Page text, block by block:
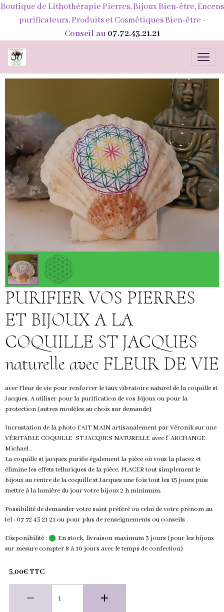
Boutique de Lithothérapie Pierres, Bijoux Bien-être, Encens
purificateurs, Produits et Cosmétiques Bien-être -
Conseil au 07.72.43.21.21
PURIFIER VOS PIERRES
ET BIJOUX A LA
COQUILLE ST JACQUES
naturelle avec FLEUR DE VIE
avec Fleur de vie pour renforcer le taux vibratoire naturel de la coquille st
Jacques. A utiliser pour la purification de vos bijoux ou pour la
protection (autres modèles au choix sur demande)
Incrustation de la photo FAIT MAIN artisanalement par Véronik sur une
VÉRITABLE COQUILLE ST JACQUES NATURELLE avec l' ARCHANGE
Michael .
La coquille st jacques purifie également la pièce où vous la placez et
élimine les effets telluriques de la pièce. PLACER tout simplement le
bijoux au centre de la coquille st Jacques une fois tout les 15 jours puis
mettre à la lumière du jour votre bijoux 2 h minimum.
Possibilité de demander votre saint préféré ou celui de votre prénom au
tel : 07 72 43 21 21 ou pour plus de renseignements ou conseils .
Disponibilité :
En stock, livraison maximum 3 jours (pour les bijoux
sur mesure compter 8 à 10 jours avec le temps de confection)
5,00€ TTC